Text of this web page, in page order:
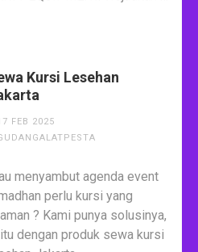
Kursi Lesehan
FEB 2025
menyambut agenda event
perlu kursi yang
? Kami punya solusinya,
dengan produk sewa kursi